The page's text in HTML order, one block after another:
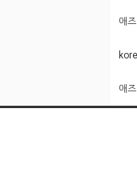
애
애